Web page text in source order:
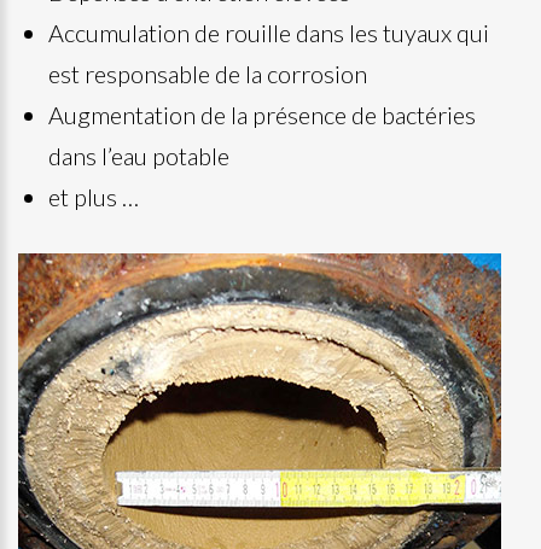
Accumulation de rouille dans les tuyaux qui
est responsable de la corrosion
Augmentation de la présence de bactéries
dans l’eau potable
et plus …